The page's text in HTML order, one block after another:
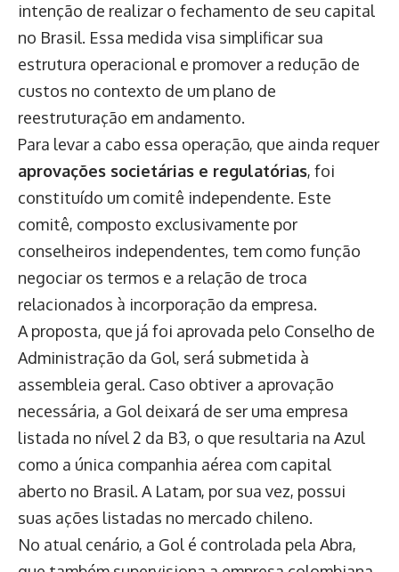
intenção de realizar o fechamento de seu capital
no Brasil. Essa medida visa simplificar sua
estrutura operacional e promover a redução de
custos no contexto de um plano de
reestruturação em andamento.
Para levar a cabo essa operação, que ainda requer
aprovações societárias e regulatórias, foi
constituído um comitê independente. Este
comitê, composto exclusivamente por
conselheiros independentes, tem como função
negociar os termos e a relação de troca
relacionados à incorporação da empresa.
A proposta, que já foi aprovada pelo Conselho de
Administração da Gol, será submetida à
assembleia geral. Caso obtiver a aprovação
necessária, a Gol deixará de ser uma empresa
listada no nível 2 da B3, o que resultaria na Azul
como a única companhia aérea com capital
aberto no Brasil. A Latam, por sua vez, possui
suas ações listadas no mercado chileno.
No atual cenário, a Gol é controlada pela Abra,